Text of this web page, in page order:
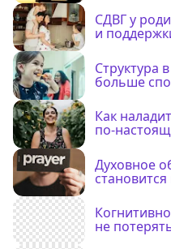
СДВГ у
и
Структура
больше
Как
по-
Духовное
не